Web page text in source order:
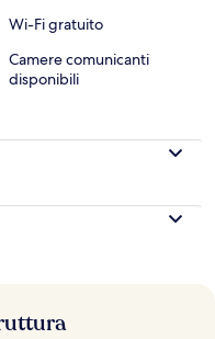
Wi-Fi gratuito
Camere comunicanti
disponibili